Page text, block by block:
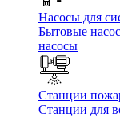
Насосы для
Бытовые
насосы
Станции
Станции для